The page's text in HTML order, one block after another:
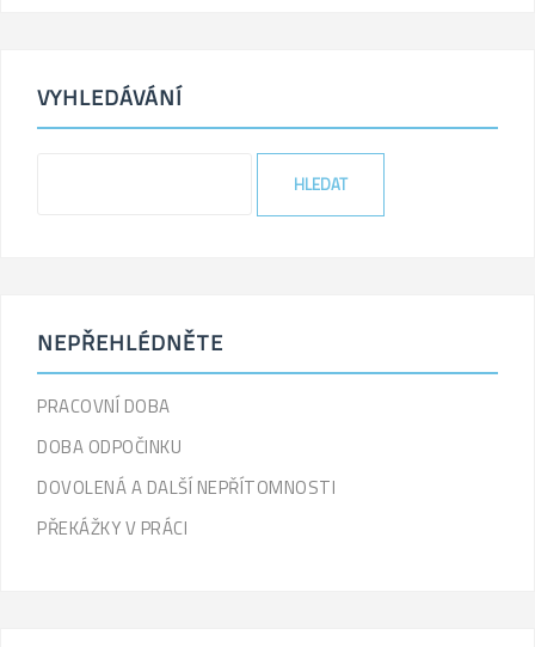
VYHLEDÁVÁNÍ
)
.
'
NEPŘEHLÉDNĚTE
PRACOVNÍ DOBA
DOBA ODPOČINKU
DOVOLENÁ A DALŠÍ NEPŘÍTOMNOSTI
PŘEKÁŽKY V PRÁCI